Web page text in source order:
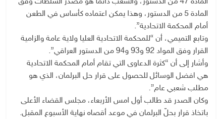
المادة 47 من الدستور، والشعب دائما هو مصدر السلطات وفق
المادة 5 من الدستور، وهذا يمكن اعتماده كأساس في الطعن
أمام المحكمة الاتحادية”.
وتابع التميمي، أن “للمحكمة الاتحادية العليا ولاية عامة والزامية
القرار وفق المواد 92 و93 و94 من الدستور العراقي”.
وأشار إلى أن “كثرة الدعاوى التي تقام أمام المحكمة الاتحادية
هي افضل الوسائل للحصول على قرار حل البرلمان، الذي هو
مطلب شعبي عام”.
وكان الصدر قد طالب أول امس الأربعاء، مجلس القضاء الأعلى
باتخاذ قرار بحلّ البرلمان في موعد أقصاه نهاية الأسبوع المقبل.